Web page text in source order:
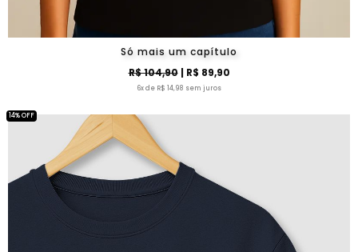
Só mais um capítulo
R$ 104,90| R$ 89,90
6x de R$ 14,98 sem juros
14% OFF